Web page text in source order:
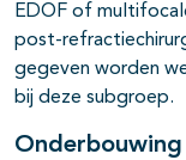
EDOF of
post-
gegeven worden
bij deze subgroep.
Onderbouwing